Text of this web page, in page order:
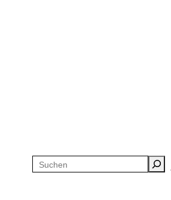
Suchen